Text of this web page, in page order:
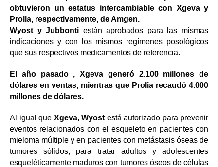
obtuvieron un estatus intercambiable con Xgeva y
Prolia, respectivamente, de Amgen.
Wyost y Jubbonti están aprobados para las mismas
indicaciones y con los mismos regímenes posológicos
que sus respectivos medicamentos de referencia.
El año pasado, Xgeva generó 2.100 millones de
dólares en ventas, mientras que Prolia recaudó 4.000
millones de dólares.
Al igual que Xgeva, Wyost está autorizado para prevenir
eventos relacionados con el esqueleto en pacientes con
mieloma múltiple y en pacientes con metástasis óseas de
tumores sólidos; para tratar adultos y adolescentes
esqueléticamente maduros con tumores óseos de células